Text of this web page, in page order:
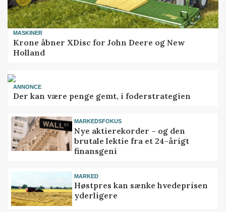
MASKINER
Krone åbner XDisc for John Deere og New
Holland
ANNONCE
Der kan være penge gemt, i foderstrategien
MARKEDSFOKUS
Nye aktierekorder – og den
brutale lektie fra et 24-årigt
finansgeni
MARKED
Høstpres kan sænke hvedeprisen
yderligere